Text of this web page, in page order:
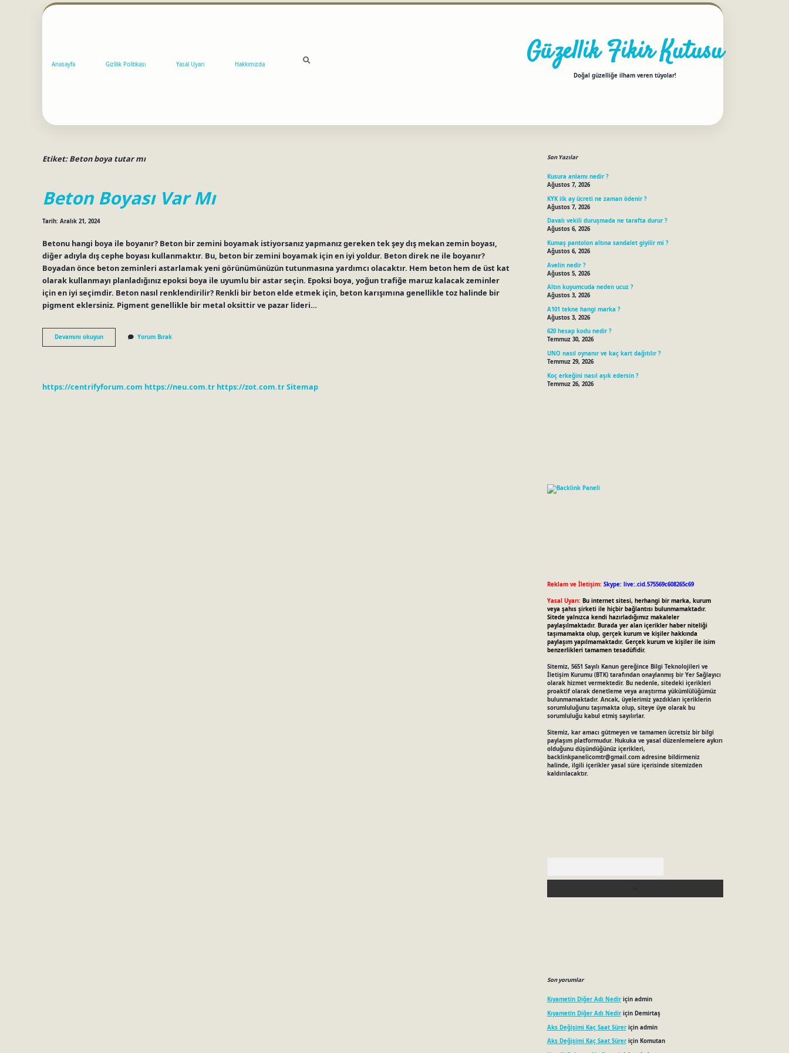
Anasayfa Gizlilik Politikası Yasal Uyarı Hakkımızda Güzellik Fikir Kutusu
Doğal güzelliğe ilham veren tüyolar!
Etiket:Beton boya tutar mı
Beton Boyası Var Mı
Tarih: Aralık 21, 2024
Betonu hangi boya ile boyanır? Beton bir zemini boyamak istiyorsanız yapmanız gereken tek şey dış mekan zemin boyası,
diğer adıyla dış cephe boyası kullanmaktır. Bu, beton bir zemini boyamak için en iyi yoldur. Beton direk ne ile boyanır?
Boyadan önce beton zeminleri astarlamak yeni görünümünüzün tutunmasına yardımcı olacaktır. Hem beton hem de üst kat
olarak kullanmayı planladığınız epoksi boya ile uyumlu bir astar seçin. Epoksi boya, yoğun trafiğe maruz kalacak zeminler
için en iyi seçimdir. Beton nasıl renklendirilir? Renkli bir beton elde etmek için, beton karışımına genellikle toz halinde bir
pigment eklersiniz. Pigment genellikle bir metal oksittir ve pazar lideri…
Devamını okuyunBeton
Boyası
Yorum Bırak
https://centrifyforum.com https://neu.com.tr https://zot.com.trSitemap
Son Yazılar
Kusura anlamı nedir ?
Ağustos 7, 2026
KYK ilk ay ücreti ne zaman ödenir ?
Ağustos 7, 2026
Davalı vekili duruşmada ne tarafta durur ?
Ağustos 6, 2026
Kumaş pantolon altına sandalet giyilir mi ?
Ağustos 6, 2026
Avelin nedir ?
Ağustos 5, 2026
Altın kuyumcuda neden ucuz ?
Ağustos 3, 2026
A101 tekne hangi marka ?
Ağustos 3, 2026
620 hesap kodu nedir ?
Temmuz 30, 2026
UNO nasıl oynanır ve kaç kart dağıtılır ?
Temmuz 29, 2026
Koç erkeğini nasıl aşık edersin ?
Temmuz 26, 2026
Reklam ve İletişim: Skype: live:.cid.575569c608265c69
Yasal Uyarı: Bu internet sitesi, herhangi bir marka, kurum
veya şahıs şirketi ile hiçbir bağlantısı bulunmamaktadır.
Sitede yalnızca kendi hazırladığımız makaleler
paylaşılmaktadır. Burada yer alan içerikler haber niteliği
taşımamakta olup, gerçek kurum ve kişiler hakkında
paylaşım yapılmamaktadır. Gerçek kurum ve kişiler ile isim
benzerlikleri tamamen tesadüfidir.
Sitemiz, 5651 Sayılı Kanun gereğince Bilgi Teknolojileri ve
İletişim Kurumu (BTK) tarafından onaylanmış bir Yer Sağlayıcı
olarak hizmet vermektedir. Bu nedenle, sitedeki içerikleri
proaktif olarak denetleme veya araştırma yükümlülüğümüz
bulunmamaktadır. Ancak, üyelerimiz yazdıkları içeriklerin
sorumluluğunu taşımakta olup, siteye üye olarak bu
sorumluluğu kabul etmiş sayılırlar.
Sitemiz, kar amacı gütmeyen ve tamamen ücretsiz bir bilgi
paylaşım platformudur. Hukuka ve yasal düzenlemelere aykırı
olduğunu düşündüğünüz içerikleri,
backlinkpanelicomtr@gmail.comadresine bildirmeniz
halinde, ilgili içerikler yasal süre içerisinde sitemizden
kaldırılacaktır.
Son yorumlar
Kıyametin Diğer Adı Nediriçin admin
Kıyametin Diğer Adı Nediriçin Demirtaş
Aks Değişimi Kaç Saat Süreriçin admin
Aks Değişimi Kaç Saat Süreriçin Komutan